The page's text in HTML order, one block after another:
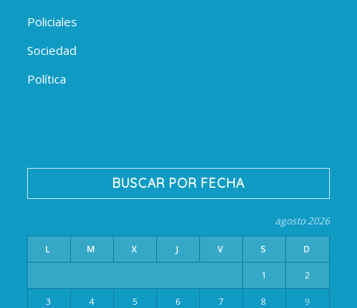
Policiales
Sociedad
Política
BUSCAR POR FECHA
agosto 2026
L M X J V S D
1 2
3 4 5 6 7 8 9